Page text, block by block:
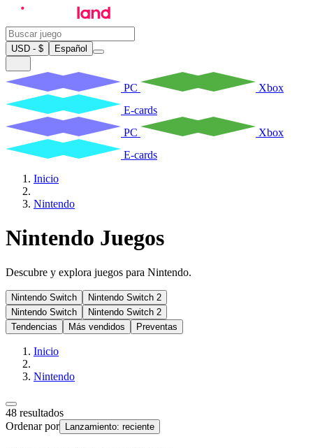
USD - $ Español
PC
Xbox
E-cards
PC
Xbox
E-cards
Inicio
Nintendo
Nintendo Juegos
Descubre y explora juegos para Nintendo.
Nintendo Switch
Nintendo Switch 2
Nintendo Switch
Nintendo Switch 2
Tendencias
Más vendidos Preventas
Inicio
Nintendo
48 resultados
Ordenar por
Lanzamiento: reciente